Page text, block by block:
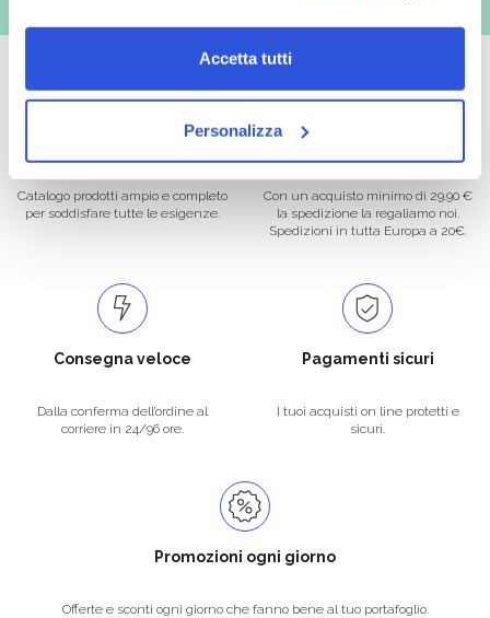
Accetta tutti
Personalizza
Catalogo prodotti ampio e completo
per soddisfare tutte le esigenze.
Spedizione gratuita
Con un acquisto minimo di 29.90 €
la spedizione la regaliamo noi.
Spedizioni in tutta Europa a 20€.
Consegna veloce
Dalla conferma dell’ordine al
corriere in 24/96 ore.
Pagamenti sicuri
I tuoi acquisti on line protetti e
sicuri.
Promozioni ogni giorno
Offerte e sconti ogni giorno che fanno bene al tuo portafoglio.